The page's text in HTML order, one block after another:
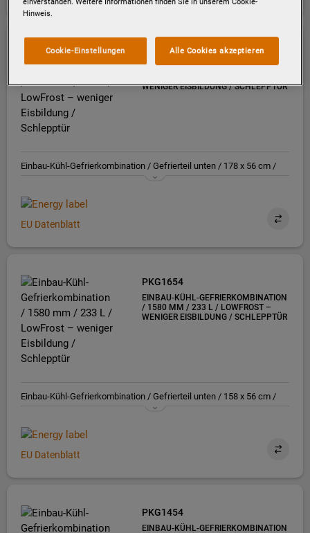
PKG1854
EINBAU-KÜHL-GEFRIERKOMBINATION
WENIGER EISBILDUNG / SCHLEPPTÜR
Einbau-Kühl-Gefrierkombination / Gefrierteil unten / 178 x 56 cm /
EU Datenblatt
PKG1654
EINBAU-KÜHL-GEFRIERKOMBINATION
/ 1580 MM / 233 L / LOWFROST –
WENIGER EISBILDUNG / SCHLEPPTÜR
Einbau-Kühl-Gefrierkombination / Gefrierteil unten / 158 x 56 cm /
EU Datenblatt
PKG1454
EINBAU-KÜHL-GEFRIERKOMBINATION
Hinweis.
Alle Cookies akzeptieren
Cookie-Einstellungen